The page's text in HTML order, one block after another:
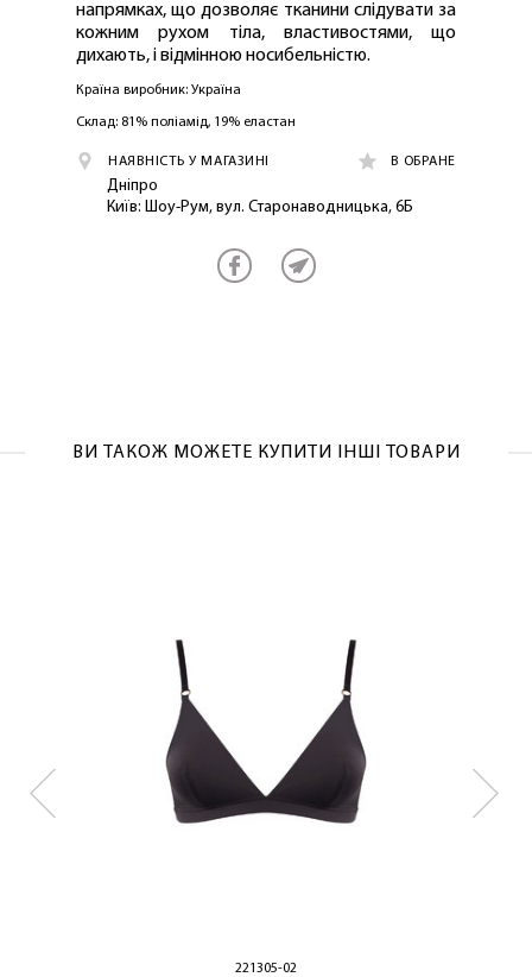
напрямках, що дозволяє тканини слідувати за
кожним рухом тіла, властивостями, що
дихають, і відмінною носибельністю.
Країна виробник: Україна
Склад: 81% поліамід, 19% еластан
НАЯВНІСТЬ У МАГАЗИНІ В ОБРАНЕ
Дніпро
Київ: Шоу-Рум, вул. Старонаводницька, 6Б
ВИ ТАКОЖ МОЖЕТЕ КУПИТИ ІНШІ ТОВАРИ
221305-02
ЛАСКАВО ПРОСИМО ДО